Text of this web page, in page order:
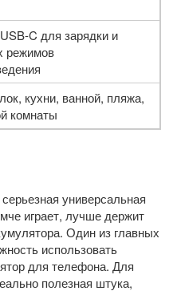
C для зарядки и
режимов
кухни, ванной, пляжа,
комнаты
универсальная
играет, лучше держит
Один из главных
использовать
для телефона. Для
полезная штука,